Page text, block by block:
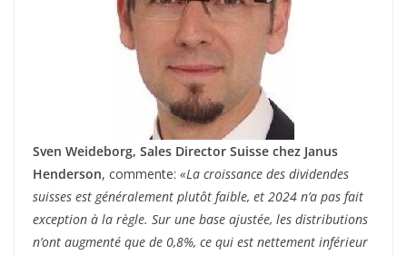
Sven Weideborg, Sales Director Suisse chez Janus
Henderson, commente: «La croissance des dividendes
suisses est généralement plutôt faible, et 2024 n’a pas fait
exception à la règle. Sur une base ajustée, les distributions
n’ont augmenté que de 0,8%, ce qui est nettement inférieur